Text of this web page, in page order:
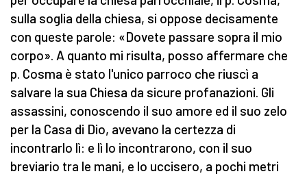
sulla soglia della chiesa, si oppose decisamente
con queste parole: «Dovete passare sopra il mio
corpo». A quanto mi risulta, posso affermare che
p. Cosma è stato l'unico parroco che riuscì a
salvare la sua Chiesa da sicure profanazioni. Gli
assassini, conoscendo il suo amore ed il suo zelo
per la Casa di Dio, avevano la certezza di
incontrarlo lì: e lì lo incontrarono, con il suo
breviario tra le mani, e lo uccisero, a pochi metri